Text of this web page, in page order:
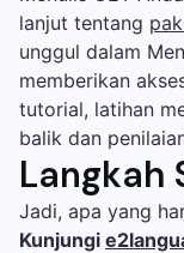
lanjut tentang
unggul dalam
memberikan
tutorial, latihan
balik dan
Langkah
Jadi, apa yang
Kunjungi